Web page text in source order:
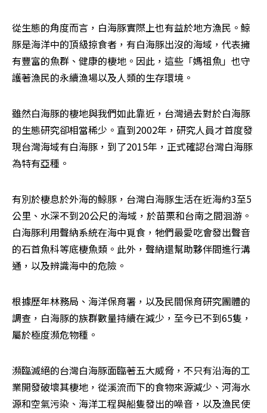
從生態的角度而言，白海豚實際上也有益於地方漁民。鯨
豚是海洋中的頂級掠食者，有白海豚出沒的海域，代表擁
有豐富的魚群、健康的棲地。因此，這些「媽祖魚」也守
護著漁民的永續漁場以及人類的生存環境。
雖然白海豚的棲地與我們如此靠近，台灣過去對於白海豚
的生態研究卻相當稀少。直到2002年，研究人員才首度發
現台灣海域有白海豚，到了2015年，正式確認台灣白海豚
為特有亞種。
有別於棲息於外海的鯨豚，台灣白海豚生活在近海約3至5
公里、水深不到20公尺的海域，於苗栗和台南之間洄游。
白海豚利用聲納系統在海中覓食，牠們最愛吃會發出聲音
的石首魚科等底棲魚類。此外，聲納還幫助夥伴間進行溝
通，以及辨識海中的危險。
根據歷年林務局、海洋保育署，以及民間保育研究團體的
調查，白海豚的族群數量持續在減少，至今已不到65隻，
屬於極度瀕危物種。
瀕臨滅絕的台灣白海豚面臨著五大威脅，不只有沿海的工
業開發破壞其棲地，從溪流而下的食物來源減少、河海水
源和空氣污染、海洋工程與船隻發出的噪音，以及漁民使